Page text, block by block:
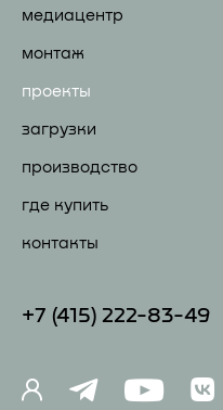
медиацентр
монтаж
проекты
загрузки
производство
где купить
контакты
+7 (41 5) 222-83-49